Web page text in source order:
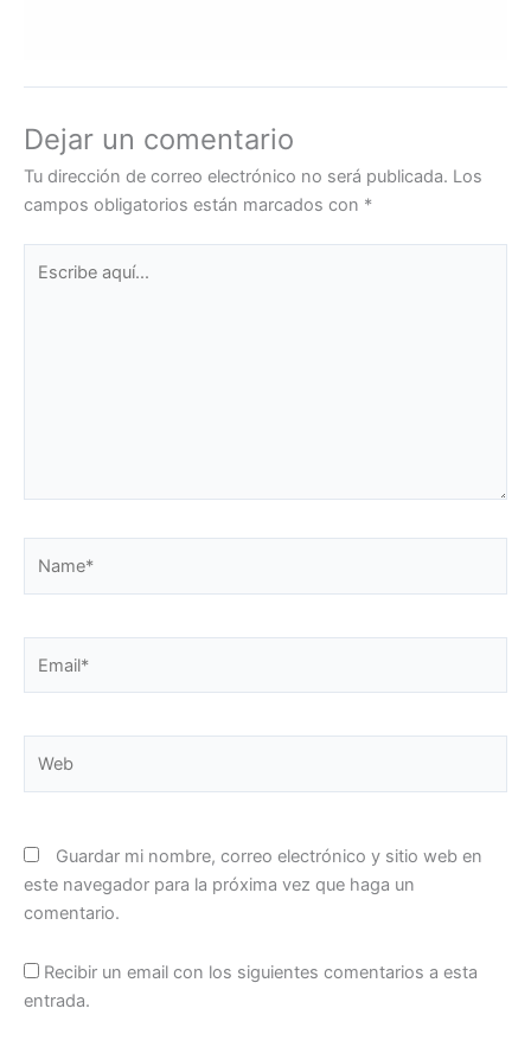
Dejar un comentario
Tu dirección de correo electrónico no será publicada. Los
campos obligatorios están marcados con *
Guardar mi nombre, correo electrónico y sitio web en
este navegador para la próxima vez que haga un
comentario.
Recibir un email con los siguientes comentarios a esta
entrada.